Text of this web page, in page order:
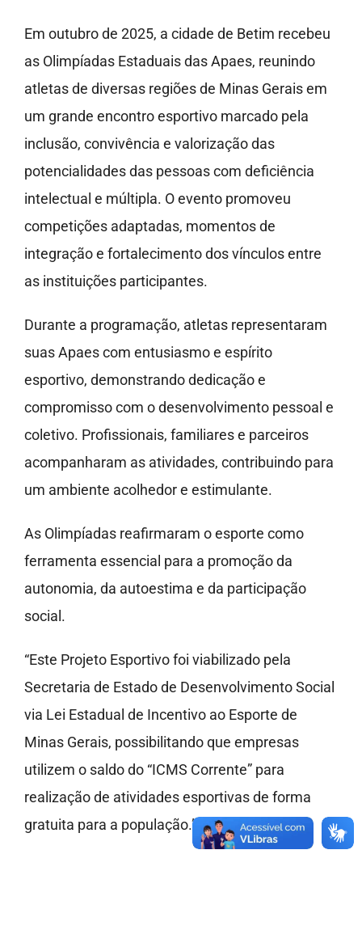
Em outubro de 2025, a cidade de Betim recebeu
as Olimpíadas Estaduais das Apaes, reunindo
atletas de diversas regiões de Minas Gerais em
um grande encontro esportivo marcado pela
inclusão, convivência e valorização das
potencialidades das pessoas com deficiência
intelectual e múltipla. O evento promoveu
competições adaptadas, momentos de
integração e fortalecimento dos vínculos entre
as instituições participantes.
Durante a programação, atletas representaram
suas Apaes com entusiasmo e espírito
esportivo, demonstrando dedicação e
compromisso com o desenvolvimento pessoal e
coletivo. Profissionais, familiares e parceiros
acompanharam as atividades, contribuindo para
um ambiente acolhedor e estimulante.
As Olimpíadas reafirmaram o esporte como
ferramenta essencial para a promoção da
autonomia, da autoestima e da participação
social.
“Este Projeto Esportivo foi viabilizado pela
Secretaria de Estado de Desenvolvimento Social
via Lei Estadual de Incentivo ao Esporte de
Minas Gerais, possibilitando que empresas
utilizem o saldo do “ICMS Corrente” para
realização de atividades esportivas de forma
gratuita para a população.”